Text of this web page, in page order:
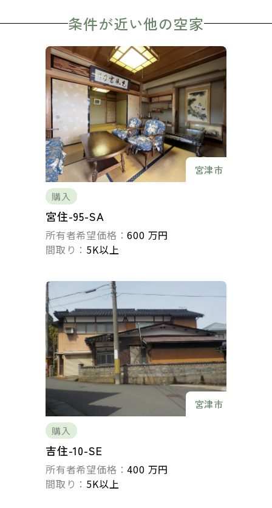
条件が近い他の空家
宮津市
購入
宮住-95-SA
所有者希望価格：600 万円
間取り： 5K以上
宮津市
購入
吉住-10-SE
所有者希望価格：400 万円
間取り： 5K以上